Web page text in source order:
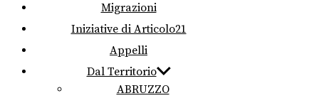
Migrazioni
Iniziative di Articolo21
Appelli
Dal Territorio
ABRUZZO